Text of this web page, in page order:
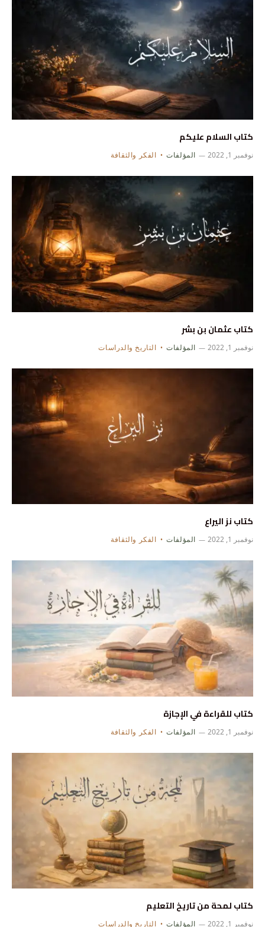
كتاب السلام عليكم
نوفمبر 1, 2022 المؤلفات الفكر والثقافة
كتاب عثمان بن بشر
نوفمبر 1, 2022 المؤلفات التاريخ والدراسات
كتاب نز اليراع
نوفمبر 1, 2022 المؤلفات الفكر والثقافة
كتاب للقراءة في الإجازة
نوفمبر 1, 2022 المؤلفات الفكر والثقافة
كتاب لمحة من تاريخ التعليم
نوفمبر 1, 2022 المؤلفات التاريخ والدراسات